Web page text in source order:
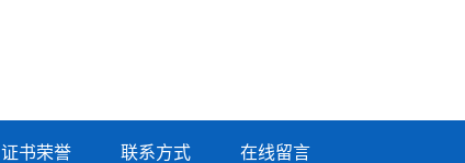
证书荣誉 联系方式 在线留言